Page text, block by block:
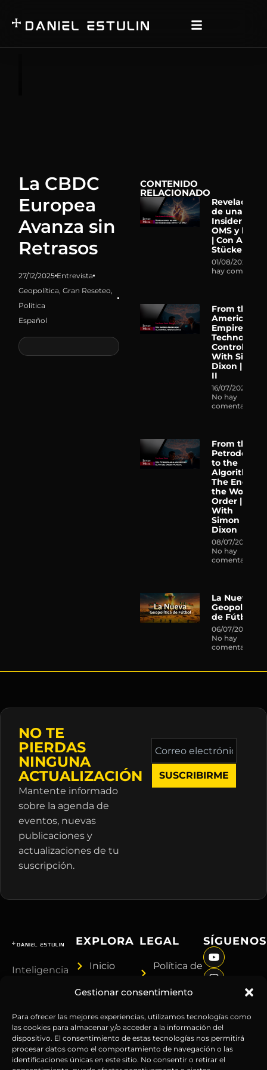
Gestionar consentimiento
Para ofrecer las mejores experiencias, utilizamos tecnologías como
las cookies para almacenar y/o acceder a la información del
dispositivo. El consentimiento de estas tecnologías nos permitirá
procesar datos como el comportamiento de navegación o las
identificaciones únicas en este sitio. No consentir o retirar el
La CBDC
Europea
Avanza sin
Retrasos
27/12/2025 Entrevista
Geopolítica,Gran Reseteo,
Política
Español
CONTENIDO
RELACIONADO
de una Ex-
Insider de la
OMS y la
| Con Astrid
01/08/2026
hay
From the
American
Empire to
Control |
With Simon
Dixon | Part
II
16/07/2026
No hay
comentarios
From the
Petrodollar
to the
Algorithm:
The End of
the World
Order |
With
Simon
Dixon
08/07/2026
No hay
comentarios
La Nueva
Geopolítica
de Fútbol
06/07/2026
No hay
comentarios
NO TE
PIERDAS
NINGUNA
ACTUALIZACIÓN
Mantente informado
sobre la agenda de
eventos, nuevas
publicaciones y
actualizaciones de tu
suscripción.
Correo
electrónico
*
Inteligencia
Anticipándonos
a los
acontecimientos
globales
EXPLORA
Inicio
Daniel
Suscripciones
Webinars
Contacto
LEGAL
Política de
Términos y
Aviso
Legal
Advertencia
SÍGUENOS